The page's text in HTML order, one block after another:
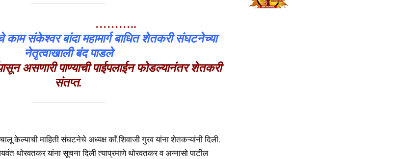
………..
काम संकेश्वर बांदा महामार्ग बाधित शेतकरी संघटनेच्या
नेतृत्वाखाली बंद पाडले
असणारी पाण्याची पाईपलाईन फोडल्यानंतर शेतकरी
संतप्त.
केल्याची माहिती संघटनेचे अध्यक्ष काँ.शिवाजी गुरव यांना शेतकऱ्यांनी दिली.
थोरवतकर यांना सूचना दिली त्याप्रमाणे थोरवतकर व अन्नासो पाटील